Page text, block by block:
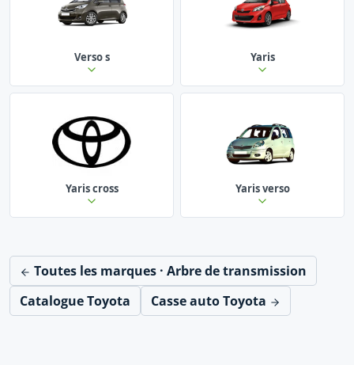
Verso s Yaris
Yaris cross Yaris verso
Toutes les marques · Arbre de transmission
Catalogue Toyota
Casse auto Toyota